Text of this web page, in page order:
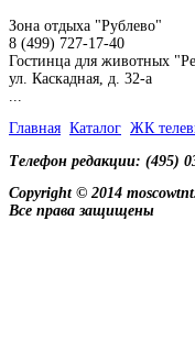
Зона отдыха "Рублево"
8 (499) 727-17-40
Гостинца для животных
ул. Каскадная, д. 32-а
Главная Каталог ЖК
Телефон редакции: (495)
Copyright © 2014
Все права защищены